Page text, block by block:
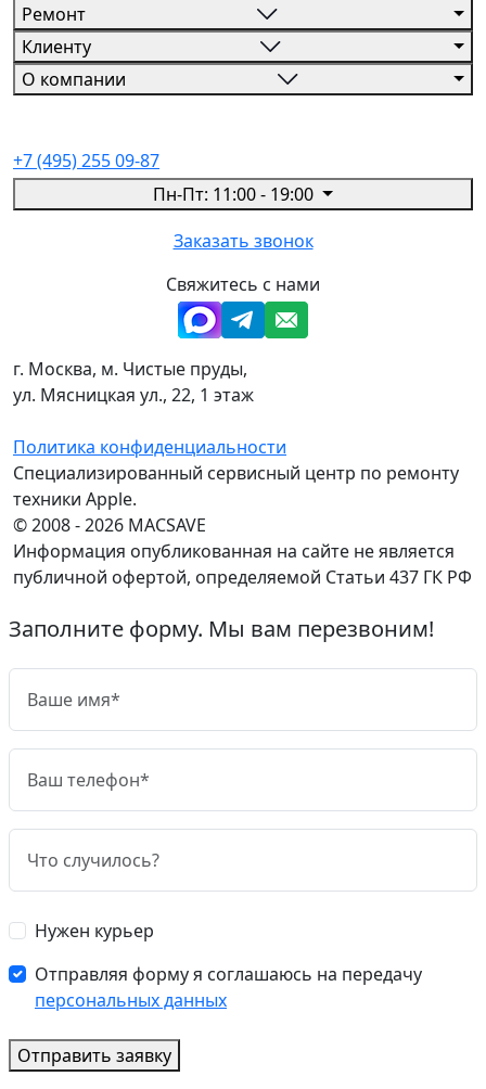
Ремонт
Клиенту
О компании
+7 (495) 255 09-87
Пн-Пт: 11:00 - 19:00
Заказать звонок
Свяжитесь с нами
г. Москва, м. Чистые пруды,
ул. Мясницкая ул., 22, 1 этаж
Политика конфиденциальности
Специализированный сервисный центр по ремонту
техники Apple.
© 2008 - 2026 MACSAVE
Информация опубликованная на сайте не является
публичной офертой, определяемой Статьи 437 ГК РФ
Заполните форму. Мы вам перезвоним!
Нужен курьер
Отправляя форму я соглашаюсь на передачу
персональных данных
Отправить заявку